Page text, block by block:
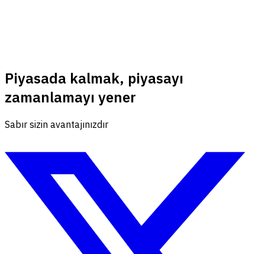
Piyasada kalmak, piyasayı
zamanlamayı yener
Sabır sizin avantajınızdır